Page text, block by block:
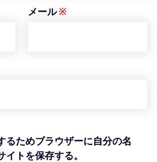
メール※
るためブラウザーに自分の名
トを保存する。